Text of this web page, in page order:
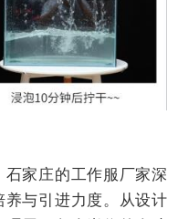
石家庄的工作服厂家深
与引进力度。从设计